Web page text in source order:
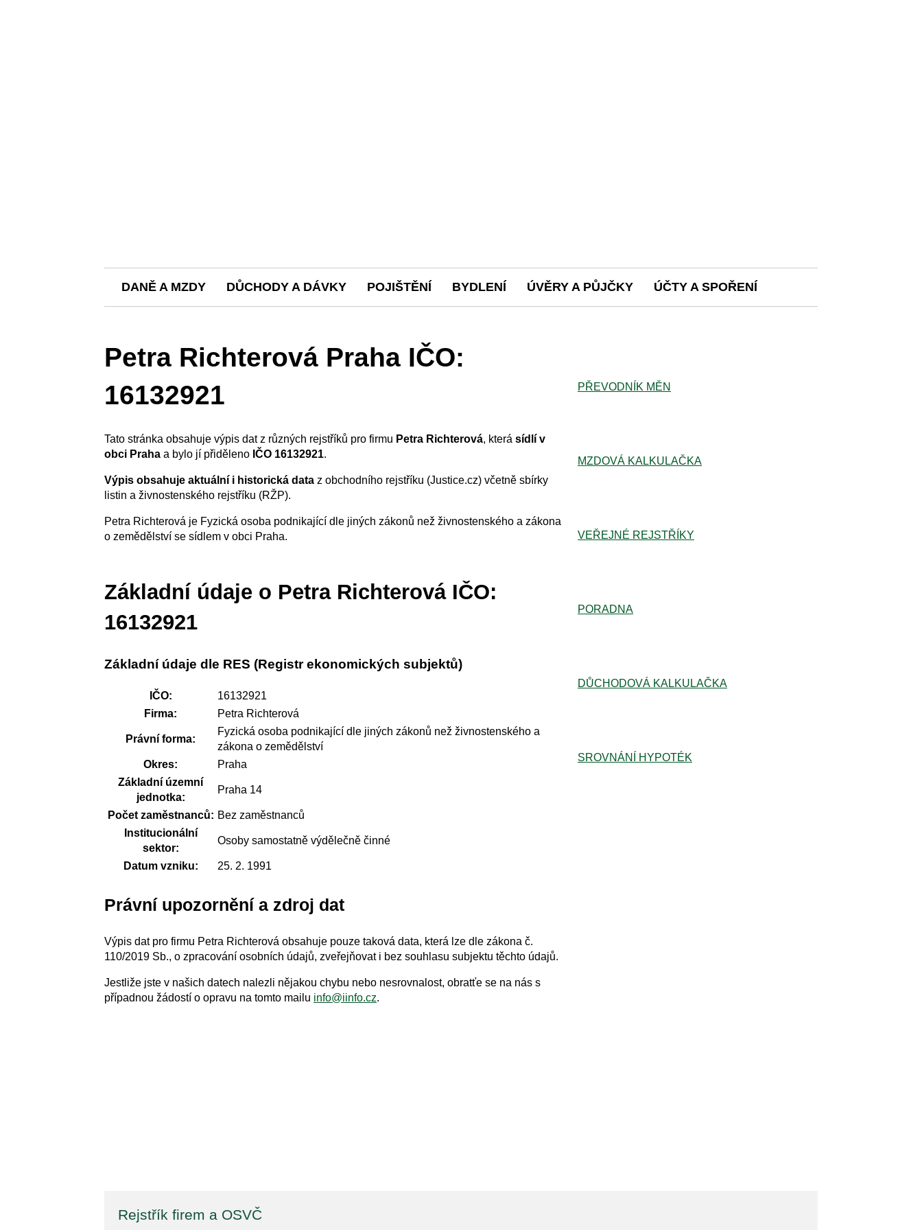
DANĚ A MZDY DŮCHODY A DÁVKY POJIŠTĚNÍ BYDLENÍ ÚVĚRY A PŮJČKY ÚČTY A SPOŘENÍ
Petra Richterová Praha IČO:
16132921
Tato stránka obsahuje výpis dat z různých rejstříků pro firmu Petra Richterová, která sídlí v
obci Praha a bylo jí přiděleno IČO 16132921.
Výpis obsahuje aktuální i historická data z obchodního rejstříku (Justice.cz) včetně sbírky
listin a živnostenského rejstříku (RŽP).
Petra Richterová je Fyzická osoba podnikající dle jiných zákonů než živnostenského a zákona
o zemědělství se sídlem v obci Praha.
Základní údaje o Petra Richterová IČO:
16132921
Základní údaje dle RES (Registr ekonomických subjektů)
IČO:
16132921
Firma:
Petra Richterová
Právní forma:
Fyzická osoba podnikající dle jiných zákonů než živnostenského a
zákona o zemědělství
Okres:
Praha
Základní územní
jednotka:
Praha 14
Počet zaměstnanců: Bez zaměstnanců
Institucionální
sektor:
Osoby samostatně výdělečně činné
Datum vzniku: 25. 2. 1991
Právní upozornění a zdroj dat
Výpis dat pro firmu Petra Richterová obsahuje pouze taková data, která lze dle zákona č.
110/2019 Sb., o zpracování osobních údajů, zveřejňovat i bez souhlasu subjektu těchto údajů.
Jestliže jste v našich datech nalezli nějakou chybu nebo nesrovnalost, obratťe se na nás s
případnou žádostí o opravu na tomto mailu info@iinfo.cz.
PŘEVODNÍK MĚN
MZDOVÁ KALKULAČKA
VEŘEJNÉ REJSTŘÍKY
PORADNA
DŮCHODOVÁ KALKULAČKA
SROVNÁNÍ HYPOTÉK
Rejstřík firem a OSVČ